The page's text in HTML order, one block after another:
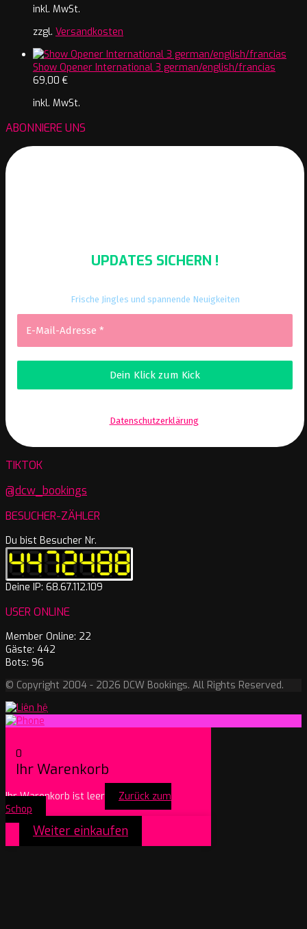
inkl. MwSt.
zzgl. Versandkosten
Show Opener International 3 german/english/francias
69,00 €
inkl. MwSt.
ABONNIERE UNS
UPDATES SICHERN !
Frische Jingles und spannende Neuigkeiten
Datenschutzerklärung.
TIKTOK
@dcw_bookings
BESUCHER-ZÄHLER
Du bist Besucher Nr.
Deine IP: 68.67.112.109
USER ONLINE
Member Online: 22
Gäste: 442
Bots: 96
© Copyright 2004 - 2026 DCW Bookings. All Rights Reserved.
0
Ihr Warenkorb
Ihr Warenkorb ist leer
Zurück zum
Schop
Weiter einkaufen